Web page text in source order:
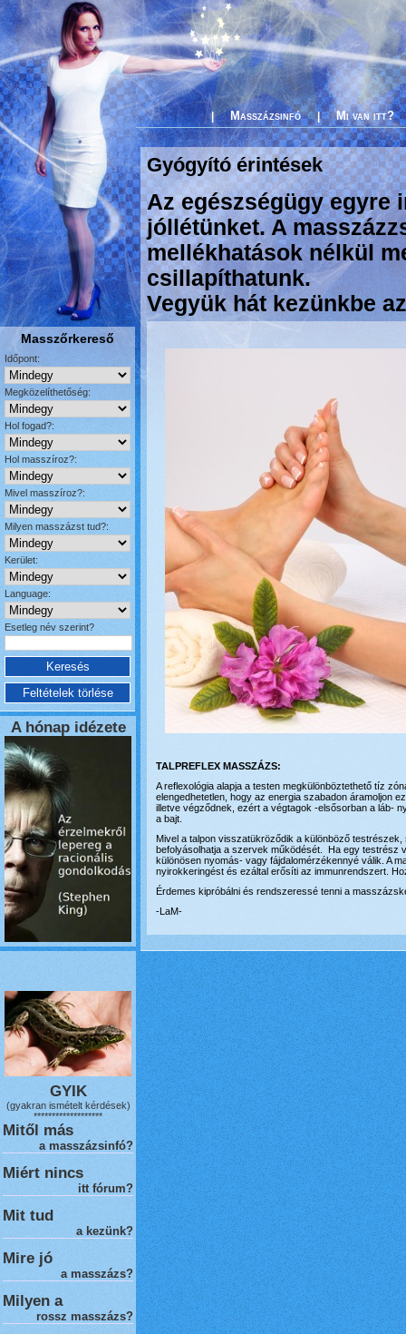
Masszőrkereső
Időpont:
Megközelíthetőség:
Hol fogad?:
Hol masszíroz?:
Mivel masszíroz?:
Milyen masszázst tud?:
Kerület:
Language:
Esetleg név szerint?
A hónap idézete
GYIK
(gyakran ismételt kérdések)
*******************
Mitől más
a masszázsinfó?
Miért nincs
itt fórum?
Mit tud
a kezünk?
Mire jó
a masszázs?
Milyen a
rossz masszázs?
| Masszázsinfó | Mi van itt?
Gyógyító érintések
Az egészségügy egyre
jóllétünket. A
mellékhatások nélkül
csillapíthatunk.
Vegyük hát kezünkbe
TALPREFLEX MASSZÁZS:
A reflexológia alapja a testen megkülönböztethető tíz
elengedhetetlen, hogy az energia szabadon áramoljon
illetve végződnek, ezért a végtagok -elsősorban a láb-
a bajt.
Mivel a talpon visszatükröződik a különböző
befolyásolhatja a szervek működését. Ha egy testrész
különösen nyomás- vagy fájdalomérzékennyé válik. A
nyirokkeringést és ezáltal erősíti az immunrendszert.
Érdemes kipróbálni és rendszeressé tenni a
-LaM-